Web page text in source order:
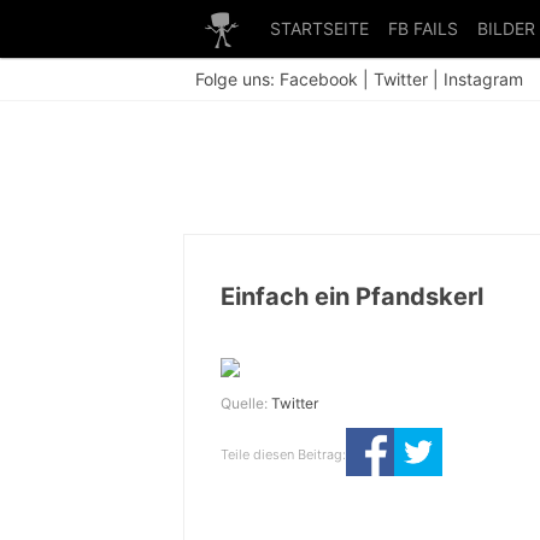
STARTSEITE FB FAILS BILDER
Folge uns: Facebook Twitter Instagram
Einfach ein Pfandskerl
Quelle: Twitter
Teile diesen Beitrag: